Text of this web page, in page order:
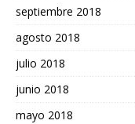
septiembre 2018
agosto 2018
julio 2018
junio 2018
mayo 2018